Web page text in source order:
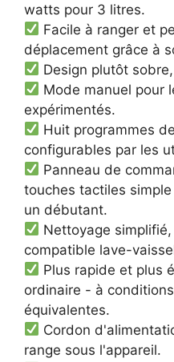
watts pour 3 litres.
Facile à ranger et
déplacement grâce à
Design plutôt
Mode manuel pour
expérimentés.
Huit programmes
configurables par les
Panneau de
touches tactiles
un débutant.
Nettoyage
compatible lave-
Plus rapide et plus
ordinaire - à
équivalentes.
Cordon
range sous l'appareil.